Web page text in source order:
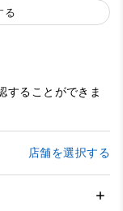
る
することができま
店舗を選択する